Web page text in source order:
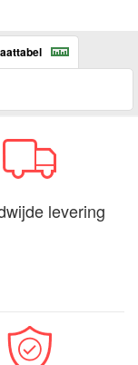
levering